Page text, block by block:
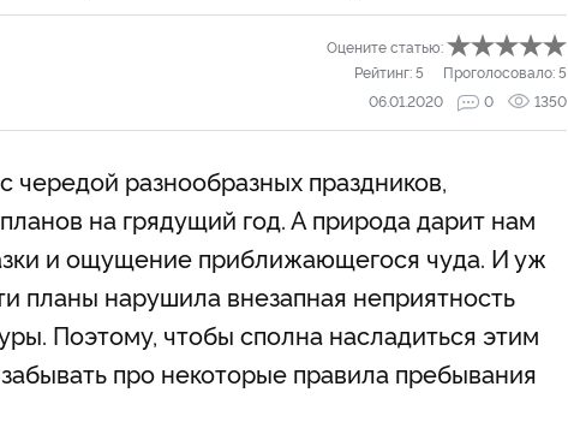
Оцените статью:
Рейтинг:5 Проголосовало:5
06.01.2020
0 1350
чередой разнообразных праздников,
на грядущий год. А природа дарит нам
и ощущение приближающегося чуда. И уж
планы нарушила внезапная неприятность
Поэтому, чтобы сполна насладиться этим
про некоторые правила пребывания